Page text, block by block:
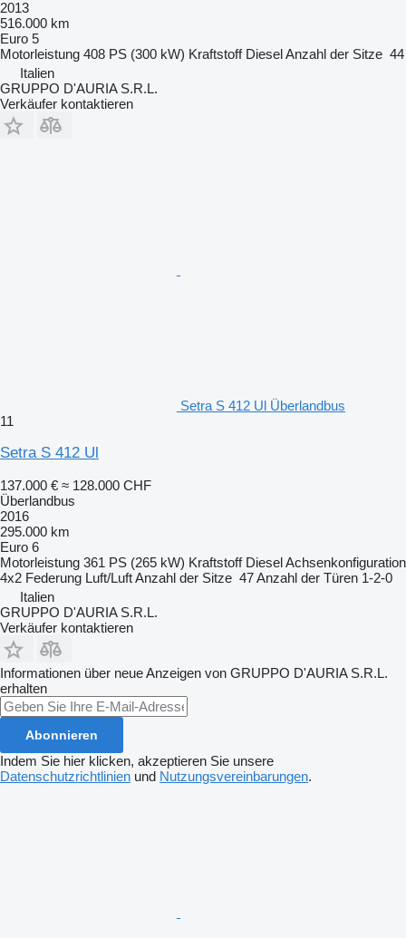
2013
516.000 km
Euro 5
Motorleistung 408 PS (300 kW) Kraftstoff DieselAnzahl der Sitze 44
Italien
GRUPPO D'AURIA S.R.L.
Verkäufer kontaktieren
Setra S 412 Ul Überlandbus
11
Setra S 412 Ul
137.000 € ≈ 128.000 CHF
Überlandbus
2016
295.000 km
Euro 6
Motorleistung 361 PS (265 kW) Kraftstoff DieselAchsenkonfiguration
4x2 Federung Luft/LuftAnzahl der Sitze 47Anzahl der Türen 1-2-0
Italien
GRUPPO D'AURIA S.R.L.
Verkäufer kontaktieren
Informationen über neue Anzeigen von GRUPPO D'AURIA S.R.L.
erhalten
Abonnieren
Indem Sie hier klicken, akzeptieren Sie unsere
Datenschutzrichtlinien und Nutzungsvereinbarungen.